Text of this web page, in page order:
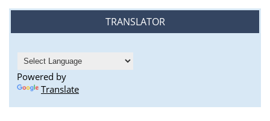
TRANSLATOR
Powered by
Translate